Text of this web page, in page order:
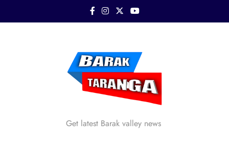
Barak Taranga
Get latest Barak valley news